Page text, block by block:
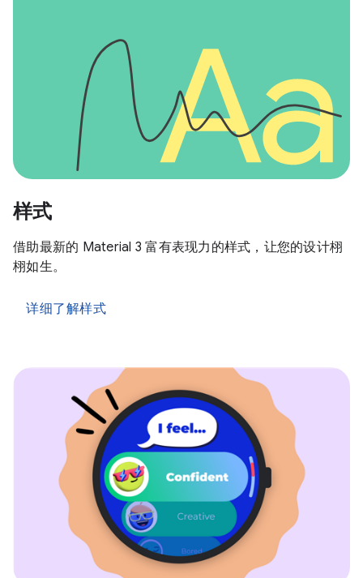
样式
借助最新的 Material 3 富有表现力的样式，让您的设计栩
栩如生。
详细了解样式